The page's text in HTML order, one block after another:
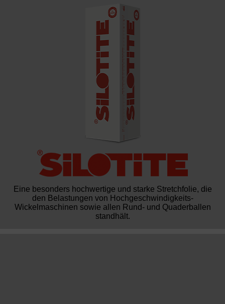
Eine besonders hochwertige und starke Stretchfolie, die
den Belastungen von Hochgeschwindigkeits-
Wickelmaschinen sowie allen Rund- und Quaderballen
standhält.